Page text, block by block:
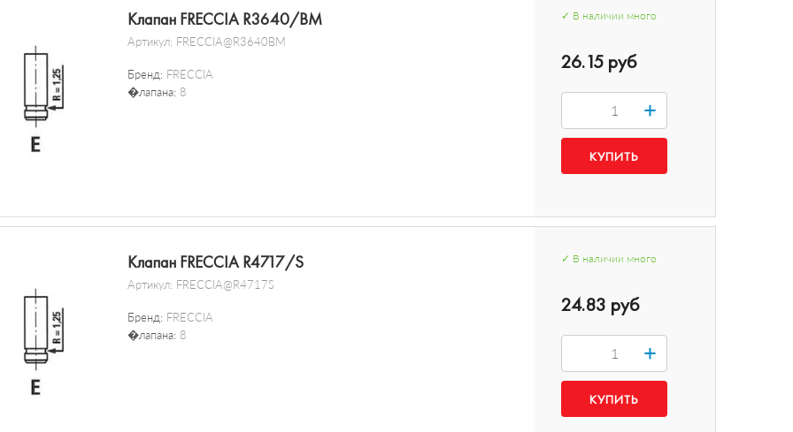
Клапан FRECCIA R3640/BM
Артикул: FRECCIA@R3640BM
Бренд: FRECCIA
�лапана: 8
✓ В наличии много
26.15 руб
+
Клапан FRECCIA R4717/S
Артикул: FRECCIA@R4717S
Бренд: FRECCIA
�лапана: 8
✓ В наличии много
24.83 руб
+